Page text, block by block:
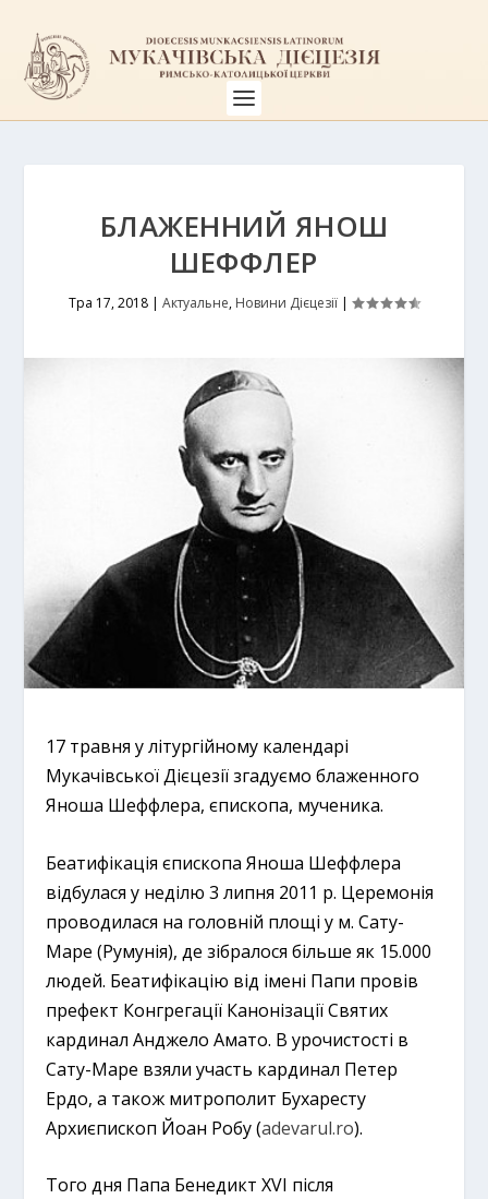
БЛАЖЕННИЙ ЯНОШ
ШЕФФЛЕР
Тра 17, 2018 | Актуальне, Новини Дієцезії |
17 травня у літургійному календарі
Мукачівської Дієцезії згадуємо блаженного
Яноша Шеффлера, єпископа, мученика.
Беатифікація єпископа Яноша Шеффлера
відбулася у неділю 3 липня 2011 р. Церемонія
проводилася на головній площі у м. Сату-
Маре (Румунія), де зібралося більше як 15.000
людей. Беатифікацію від імені Папи провів
префект Конгрегації Канонізації Святих
кардинал Анджело Амато. В урочистості в
Сату-Маре взяли участь кардинал Петер
Ердо, а також митрополит Бухаресту
Архиєпископ Йоан Робу (adevarul.ro).
Того дня Папа Бенедикт ХVІ після